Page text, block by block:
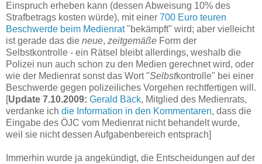
Einspruch erheben kann (dessen Abweisung 10% des
Strafbetrags kosten würde), mit einer 700 Euro teuren
Beschwerde beim Medienrat"bekämpft" wird; aber vielleicht
ist gerade das die neue, zeitgemäße Form der
Selbstkontrolle - ein Rätsel bleibt allerdings, weshalb die
Polizei nun auch schon zu den Medien gerechnet wird, oder
wie der Medienrat sonst das Wort "Selbstkontrolle" bei einer
Beschwerde gegen polizeiliches Vorgehen rechtfertigen will.
[Update 7.10.2009: Gerald Bäck, Mitglied des Medienrats,
verdanke ich die Information in den Kommentaren, dass die
Eingabe des ÖJC vom Medienrat nicht behandelt wurde,
weil sie nicht dessen Aufgabenbereich entsprach]
Immerhin wurde ja angekündigt, die Entscheidungen auf der